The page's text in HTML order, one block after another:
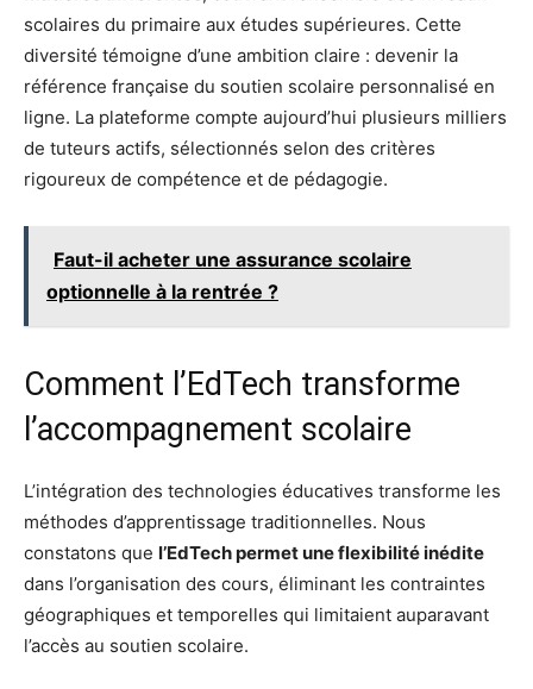
scolaires du primaire aux études supérieures. Cette
diversité témoigne d’une ambition claire : devenir la
référence française du soutien scolaire personnalisé en
ligne. La plateforme compte aujourd’hui plusieurs milliers
de tuteurs actifs, sélectionnés selon des critères
rigoureux de compétence et de pédagogie.
Faut-il acheter une assurance scolaire
optionnelle à la rentrée ?
Comment l’EdTech transforme
l’accompagnement scolaire
L’intégration des technologies éducatives transforme les
méthodes d’apprentissage traditionnelles. Nous
constatons que l’EdTech permet une flexibilité inédite
dans l’organisation des cours, éliminant les contraintes
géographiques et temporelles qui limitaient auparavant
l’accès au soutien scolaire.